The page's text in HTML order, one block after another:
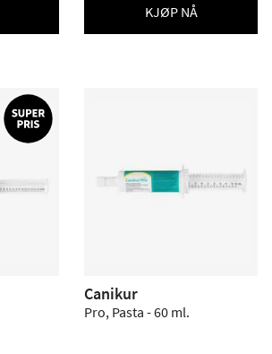
KJØP NÅ
Canikur
Pro, Pasta - 60 ml.